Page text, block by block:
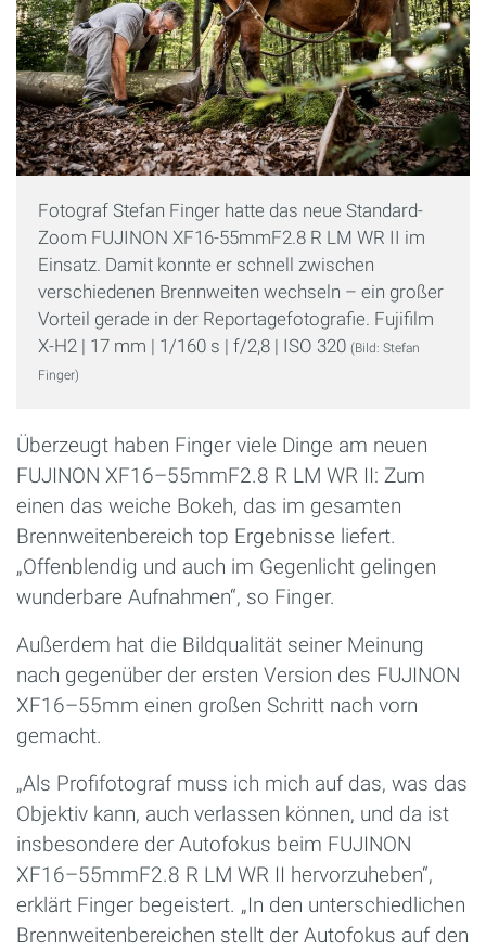
Fotograf Stefan Finger hatte das neue Standard-
Zoom FUJINON XF16-55mmF2.8 R LM WR II im
Einsatz. Damit konnte er schnell zwischen
verschiedenen Brennweiten wechseln – ein großer
Vorteil gerade in der Reportagefotografie. Fujifilm
X-H2 | 17 mm | 1/160 s | f/2,8 | ISO 320 (Bild: Stefan
Finger)
Überzeugt haben Finger viele Dinge am neuen
FUJINON XF16–55mmF2.8 R LM WR II: Zum
einen das weiche Bokeh, das im gesamten
Brennweitenbereich top Ergebnisse liefert.
„Offenblendig und auch im Gegenlicht gelingen
wunderbare Aufnahmen“, so Finger.
Außerdem hat die Bildqualität seiner Meinung
nach gegenüber der ersten Version des FUJINON
XF16–55mm einen großen Schritt nach vorn
gemacht.
„Als Profifotograf muss ich mich auf das, was das
Objektiv kann, auch verlassen können, und da ist
insbesondere der Autofokus beim FUJINON
XF16–55mmF2.8 R LM WR II hervorzuheben“,
erklärt Finger begeistert. „In den unterschiedlichen
Brennweitenbereichen stellt der Autofokus auf den